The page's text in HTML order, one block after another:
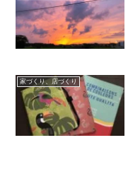
家づくり、店づくり